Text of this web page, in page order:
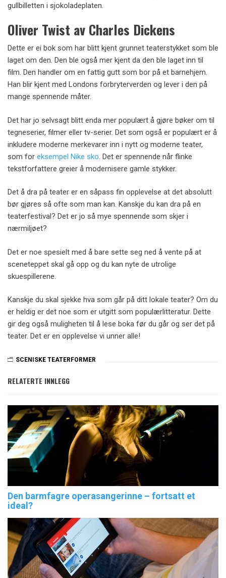
gullbilletten i sjokoladeplaten.
Oliver Twist av Charles Dickens
Dette er ei bok som har blitt kjent grunnet teaterstykket som ble
laget om den. Den ble også mer kjent da den ble laget inn til
film. Den handler om en fattig gutt som bor på et barnehjem.
Han blir kjent med Londons forbryterverden og lever i den på
mange spennende måter.
Det har jo selvsagt blitt enda mer populært å gjøre bøker om til
tegneserier, filmer eller tv-serier. Det som også er populært er å
inkludere moderne merkevarer inn i nytt og moderne teater,
som for eksempel Nike sko . Det er spennende når flinke
tekstforfattere greier å modernisere gamle stykker.
Det å dra på teater er en såpass fin opplevelse at det absolutt
bør gjøres så ofte som man kan. Kanskje du kan dra på en
teaterfestival? Det er jo så mye spennende som skjer i
nærmiljøet?
Det er noe spesielt med å bare sette seg ned å vente på at
sceneteppet skal gå opp og du kan nyte de utrolige
skuespillerene.
Kanskje du skal sjekke hva som går på ditt lokale teater? Om du
er heldig er det noe som er utgitt som populærlitteratur. Dette
gir deg også muligheten til å lese boka før du går og ser det på
teater. Det er en opplevelse vi unner alle!
SCENISKE TEATERFORMER
Den barmfagre operasangerinne – fortsatt et
ideal?